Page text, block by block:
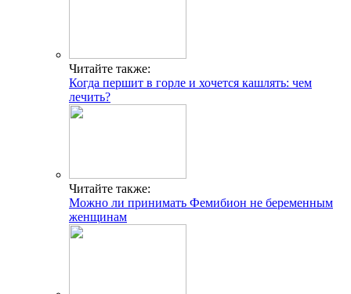
Читайте также:
Когда першит в горле и хочется кашлять: чем
лечить?
Читайте также:
Можно ли принимать Фемибион не беременным
женщинам